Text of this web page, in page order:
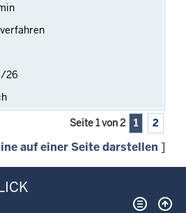
26
Seite 1 von 2 1 2
auf einer Seite darstellen ]